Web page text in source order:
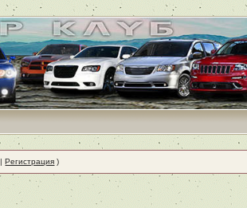
|Регистрация )